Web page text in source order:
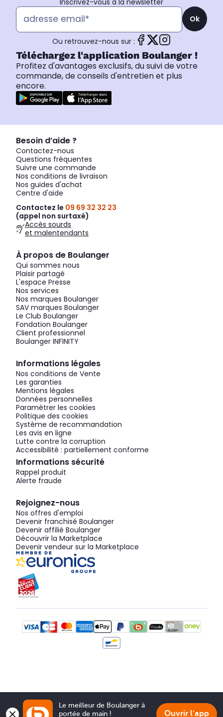
Inscrivez-vous à la newsletter
Ok
Ou retrouvez-nous sur :
Téléchargez l'application Boulanger !
Profitez d'avantages exclusifs, du suivi de votre
commande, de conseils d'entretien et plus
encore.
Besoin d’aide ?
Contactez-nous
Questions fréquentes
Suivre une commande
Nos conditions de livraison
Nos guides d'achat
Centre d'aide
Contactez le 09 69 32 32 23
(appel non surtaxé)
Accès sourds
et malentendants
À propos de Boulanger
Qui sommes nous
Plaisir partagé
L'espace Presse
Nos services
Nos marques Boulanger
SAV marques Boulanger
Le Club Boulanger
Fondation Boulanger
Client professionnel
Boulanger INFINITY
Informations légales
Nos conditions de Vente
Les garanties
Mentions légales
Données personnelles
Paramétrer les cookies
Politique des cookies
Système de recommandation
Les avis en ligne
Lutte contre la corruption
Accessibilité : partiellement conforme
Informations sécurité
Rappel produit
Alerte fraude
Rejoignez-nous
Nos offres d'emploi
Devenir franchisé Boulanger
Devenir affilié Boulanger
Découvrir la Marketplace
Devenir vendeur sur la Marketplace
Le meilleur de Boulanger à
portée de main !
Ouvrir l'app